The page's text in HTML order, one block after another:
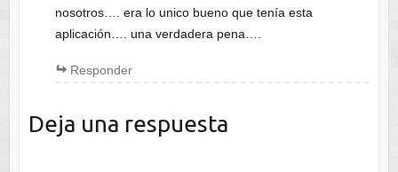
nosotros…. era lo unico bueno que tenía esta
aplicación…. una verdadera pena….
Responder
Deja una respuesta